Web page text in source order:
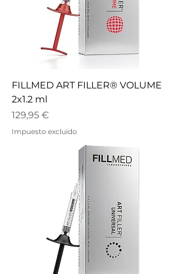
FILLMED ART FILLER® VOLUME
2x1.2 ml
Precio
129,95 €
Impuesto excluido